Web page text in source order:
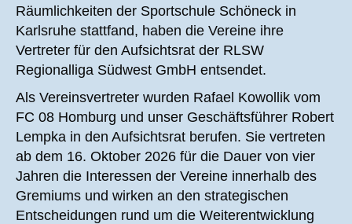
Räumlichkeiten der Sportschule Schöneck in
Karlsruhe stattfand, haben die Vereine ihre
Vertreter für den Aufsichtsrat der RLSW
Regionalliga Südwest GmbH entsendet.
Als Vereinsvertreter wurden Rafael Kowollik vom
FC 08 Homburg und unser Geschäftsführer Robert
Lempka in den Aufsichtsrat berufen. Sie vertreten
ab dem 16. Oktober 2026 für die Dauer von vier
Jahren die Interessen der Vereine innerhalb des
Gremiums und wirken an den strategischen
Entscheidungen rund um die Weiterentwicklung